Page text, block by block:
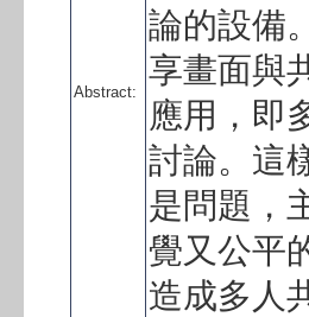
Abstract:
論的設備
享畫面與
應用，即
討論。這
是問題，
覺又公平
造成多人